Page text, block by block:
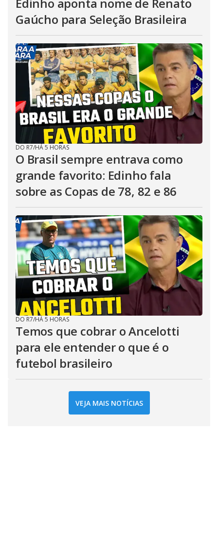
Gaúcho para Seleção Brasileira
DO R7/HÁ 5 HORAS
O Brasil sempre entrava como
grande favorito: Edinho fala
sobre as Copas de 78, 82 e 86
DO R7/HÁ 5 HORAS
Temos que cobrar o Ancelotti
para ele entender o que é o
futebol brasileiro
VEJA MAIS NOTÍCIAS